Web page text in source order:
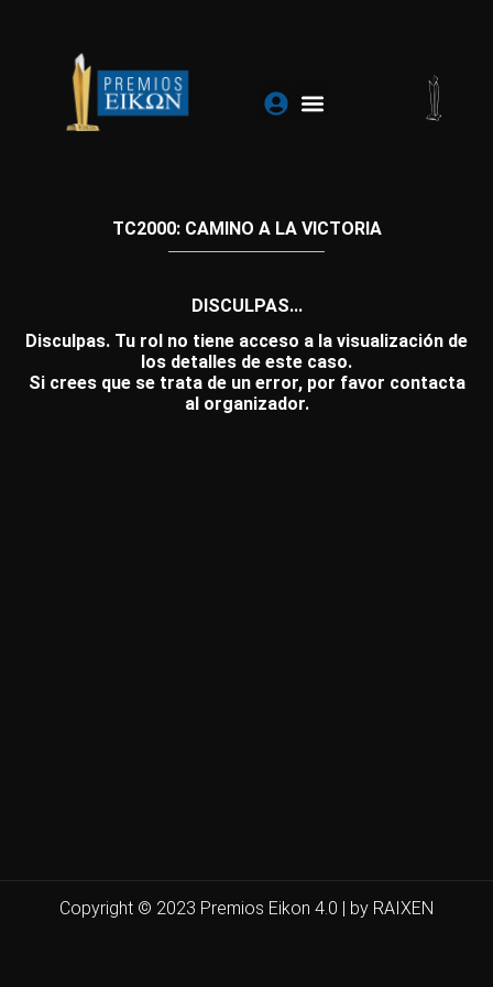
contenido
TC2000: CAMINO A LA VICTORIA
DISCULPAS...
Disculpas. Tu rol no tiene acceso a la visualización de
los detalles de este caso.
Si crees que se trata de un error, por favor contacta
al organizador.
Copyright © 2023 Premios Eikon 4.0 | by RAIXEN